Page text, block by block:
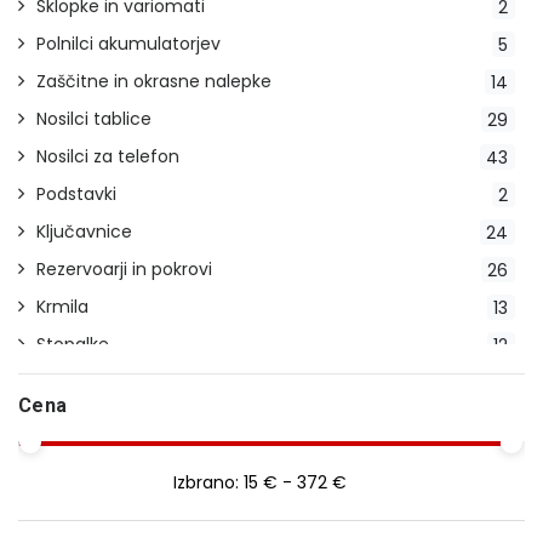
2
Sklopke in variomati
5
Polnilci akumulatorjev
14
Zaščitne in okrasne nalepke
29
Nosilci tablice
43
Nosilci za telefon
2
Podstavki
24
Ključavnice
26
Rezervoarji in pokrovi
13
Krmila
12
Stopalke
2
Indikatorji prestav
Stojala
Cena
Izbrano: 15 € - 372 €